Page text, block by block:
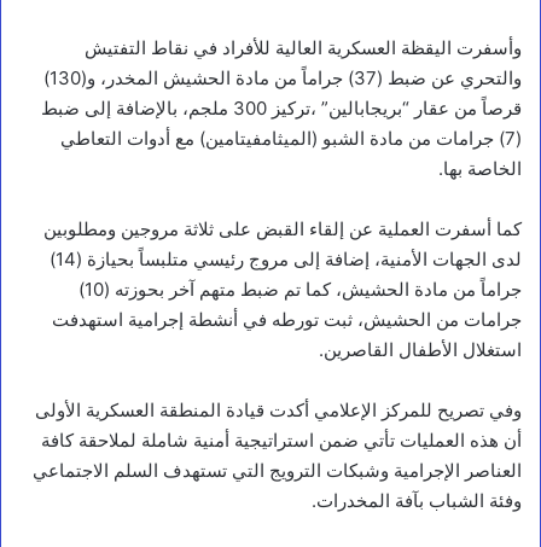
وأسفرت اليقظة العسكرية العالية للأفراد في نقاط التفتيش
والتحري عن ضبط (37) جراماً من مادة الحشيش المخدر، و(130)
قرصاً من عقار “بريجابالين” ،تركيز 300 ملجم، بالإضافة إلى ضبط
(7) جرامات من مادة الشبو (الميثامفيتامين) مع أدوات التعاطي
الخاصة بها.
كما أسفرت العملية عن إلقاء القبض على ثلاثة مروجين ومطلوبين
لدى الجهات الأمنية، إضافة إلى مروج رئيسي متلبساً بحيازة (14)
جراماً من مادة الحشيش، كما تم ضبط متهم آخر بحوزته (10)
جرامات من الحشيش، ثبت تورطه في أنشطة إجرامية استهدفت
استغلال الأطفال القاصرين.
وفي تصريح للمركز الإعلامي أكدت قيادة المنطقة العسكرية الأولى
أن هذه العمليات تأتي ضمن استراتيجية أمنية شاملة لملاحقة كافة
العناصر الإجرامية وشبكات الترويج التي تستهدف السلم الاجتماعي
وفئة الشباب بآفة المخدرات.